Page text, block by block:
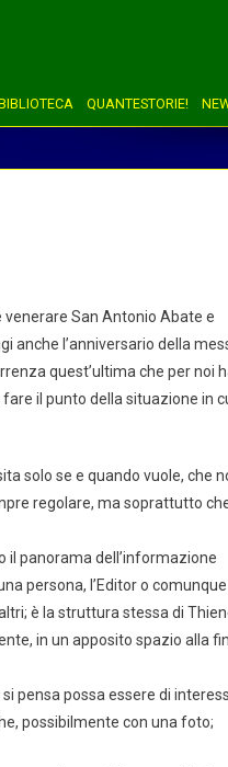
QUANTESTORIE!
venerare San Antonio Abate e
anche l’anniversario della
quest’ultima che per noi
il punto della situazione in
solo se e quando vuole, che
regolare, ma soprattutto
il panorama dell’informazione
persona, l’Editor o comunque
è la struttura stessa di
in un apposito spazio alla
pensa possa essere di
possibilmente con una foto;